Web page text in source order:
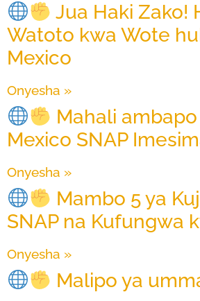
Jua Haki Zako!
Watoto kwa Wote
Mexico
Onyesha »
Mahali
Mexico SNAP
Onyesha »
Mambo 5 ya
SNAP na Kufungwa
Onyesha »
Malipo ya